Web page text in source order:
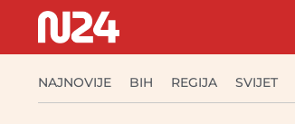
NAJNOVIJE BIH REGIJA SVIJET